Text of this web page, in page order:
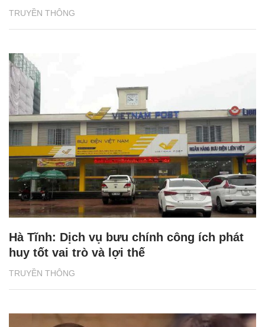
TRUYỀN THÔNG
TRUYỀN THÔNG
Hà Tĩnh: Dịch vụ bưu chính công ích phát
huy tốt vai trò và lợi thế